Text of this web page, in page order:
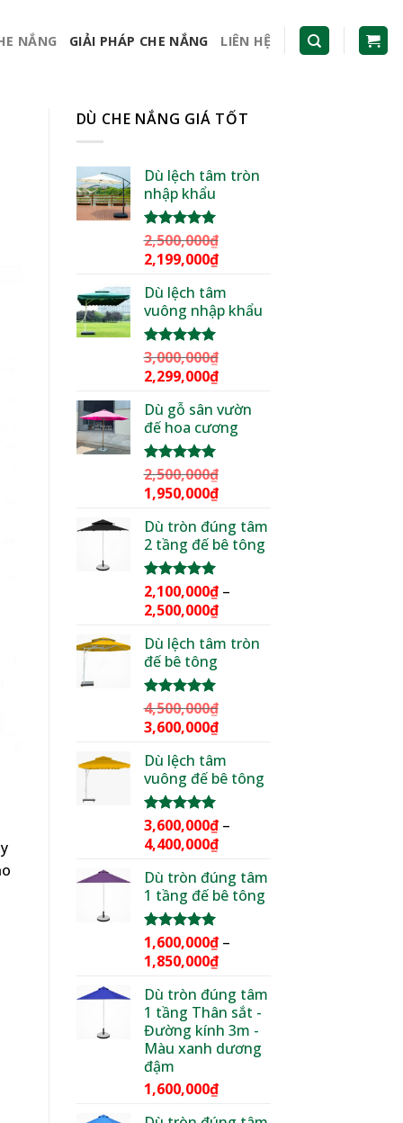
NẮNG GIẢI PHÁP CHE NẮNG LIÊN HỆ
DÙ CHE NẮNG GIÁ TỐT
Dù lệch tâm tròn
nhập khẩu
Được xếp
hạng5.00
5 sao
2,500,000₫
Giá
là:
2,500,000₫.
2,199,000₫Giá
tại
là:
Dù lệch tâm
vuông nhập khẩu
Được xếp
hạng5.00
5 sao
3,000,000₫
Giá
là:
3,000,000₫.
2,299,000₫Giá
tại
là:
Dù gỗ sân vườn
đế hoa cương
Được xếp
hạng5.00
5 sao
2,500,000₫
Giá
là:
2,500,000₫.
1,950,000₫Giá
tại
là:
Dù tròn đúng tâm
2 tầng đế bê tông
Được xếp
hạng5.00
5 sao
2,100,000₫ –
2,500,000₫Khoảng
từ
2,500,000₫
Dù lệch tâm tròn
đế bê tông
Được xếp
hạng5.00
5 sao
4,500,000₫
Giá
là:
4,500,000₫.
3,600,000₫Giá
tại
là:
Dù lệch tâm
vuông đế bê tông
Được xếp
hạng5.00
5 sao
3,600,000₫ –
4,400,000₫Khoảng
từ
3,600,000₫
4,400,000₫
Dù tròn đúng tâm
1 tầng đế bê tông
Được xếp
hạng5.00
5 sao
1,600,000₫ –
1,850,000₫Khoảng
từ
1,600,000₫
đến
1,850,000₫
Dù tròn đúng tâm
1 tầng Thân sắt -
Đường kính 3m -
Màu xanh dương
đậm
1,600,000₫